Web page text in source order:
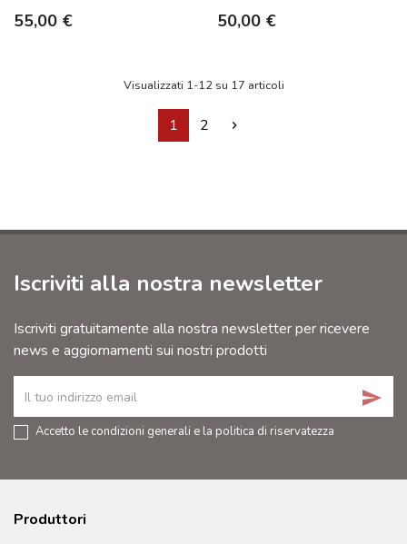
Prezzo
55,00 €
Prezzo
50,00 €
Visualizzati 1-12 su 17 articoli
1 2 Successivo

Iscriviti alla nostra newsletter
Iscriviti gratuitamente alla nostra newsletter per ricevere
news e aggiornamenti sui nostri prodotti
send
Accetto le condizioni generali e la politica di riservatezza
Produttori